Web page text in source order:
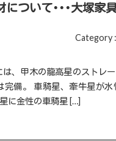
ついて･･･大塚家
Category :
、甲木の龍高星のストレ
完備。 車騎星、牽牛星が
に金性の車騎星 […]